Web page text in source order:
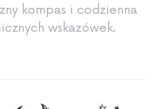
kompas i codzienna
wskazówek.